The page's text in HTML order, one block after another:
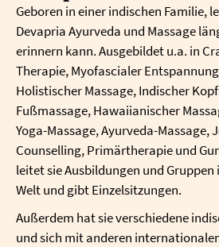
Geboren in einer indischen Familie,
Devapria Ayurveda und Massage
erinnern kann. Ausgebildet u.a. in
Therapie, Myofascialer
Holistischer Massage, Indischer
Fußmassage, Hawaiianischer
Yoga-Massage, Ayurveda-Massage,
Counselling, Primärtherapie und
leitet sie Ausbildungen und
Welt und gibt Einzelsitzungen.
Außerdem hat sie verschiedene
und sich mit anderen